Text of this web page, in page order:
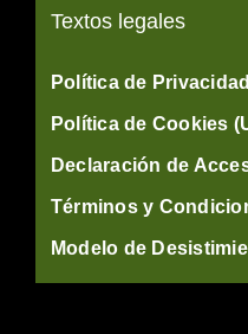
Textos legales
Política de Privacidad
Política de Cookies
Declaración de
Términos y
Modelo de